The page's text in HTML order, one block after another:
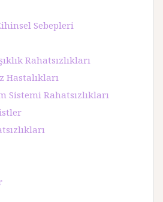
Sebepleri
Rahatsızlıkları
Hastalıkları
Sistemi Rahatsızlıkları